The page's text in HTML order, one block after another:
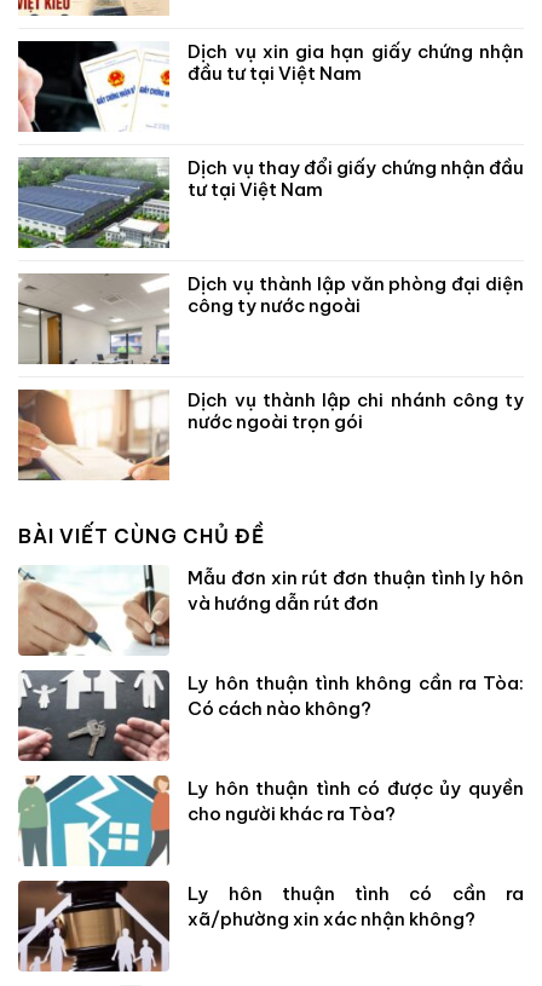
Dịch vụ xin gia hạn giấy chứng nhận
đầu tư tại Việt Nam
Dịch vụ thay đổi giấy chứng nhận đầu
tư tại Việt Nam
Dịch vụ thành lập văn phòng đại diện
công ty nước ngoài
Dịch vụ thành lập chi nhánh công ty
nước ngoài trọn gói
BÀI VIẾT CÙNG CHỦ ĐỀ
Mẫu đơn xin rút đơn thuận tình ly hôn
và hướng dẫn rút đơn
Ly hôn thuận tình không cần ra Tòa:
Có cách nào không?
Ly hôn thuận tình có được ủy quyền
cho người khác ra Tòa?
Ly hôn thuận tình có cần ra
xã/phường xin xác nhận không?